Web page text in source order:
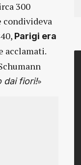
300
condivideva
Parigi era
acclamati.
dai fiori!»